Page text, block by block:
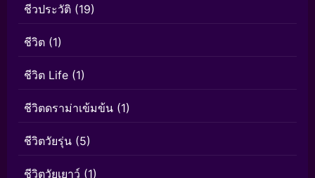
ชีวประวัติ (19)
ชีวิต (1)
ชีวิต Life (1)
ชีวิตดราม่าเข้มข้น (1)
ชีวิตวัยรุ่น (5)
ชีวิตวัยเยาว์ (1)